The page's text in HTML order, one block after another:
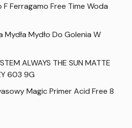
Ferragamo Free Time Woda
Mydło Do Golenia W
ALWAYS THE SUN MATTE
603 9G
Magic Primer Acid Free 8